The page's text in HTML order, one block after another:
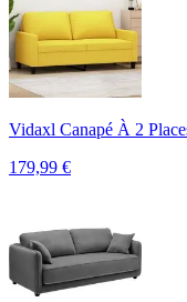
Vidaxl Canapé À 2
179,99 €